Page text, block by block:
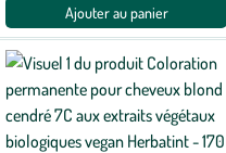
Ajouter au panier